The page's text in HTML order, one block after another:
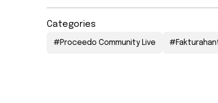
Categories
#Proceedo Community Live #